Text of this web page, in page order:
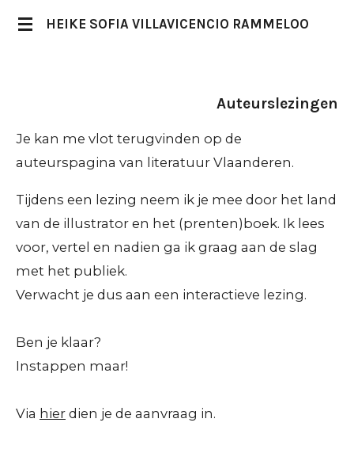
Ga
HEIKE SOFIA VILLAVICENCIO RAMMELOO
Auteurslezingen
Je kan me vlot terugvinden op de
auteurspagina van literatuur Vlaanderen.
Tijdens een lezing neem ik je mee door het land
van de illustrator en het (prenten)boek. Ik lees
voor, vertel en nadien ga ik graag aan de slag
met het publiek.
Verwacht je dus aan een interactieve lezing.
Ben je klaar?
Instappen maar!
Via hier dien je de aanvraag in.